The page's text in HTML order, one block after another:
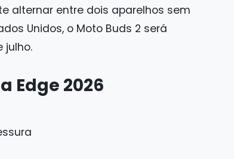
alternar entre dois aparelhos sem
Unidos, o Moto Buds 2 será
julho.
Edge 2026